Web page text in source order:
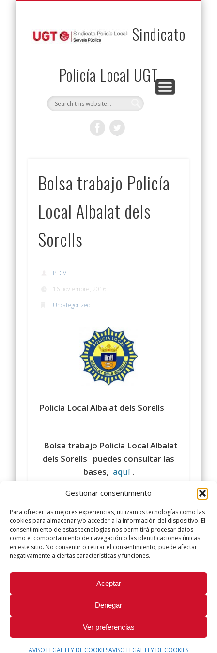
Gestionar consentimiento
Para ofrecer las mejores experiencias, utilizamos tecnologías como las
cookies para almacenar y/o acceder a la información del dispositivo. El
consentimiento de estas tecnologías nos permitirá procesar datos
como el comportamiento de navegación o las identificaciones únicas
en este sitio. No consentir o retirar el consentimiento, puede afectar
negativamente a ciertas características y funciones.
Aceptar
Denegar
Ver preferencias
AVISO LEGAL LEY DE COOKIESAVISO LEGAL LEY DE COOKIES
Sindicato
Policía Local UGT
Bolsa trabajo Policía
Local Albalat dels
Sorells
PLCV
16 noviembre, 2016
Uncategorized
Policía Local Albalat dels Sorells
Bolsa trabajo Policía Local Albalat
dels Sorells puedes consultar las
bases, aquí.
Comparte y siguenos en
www.facebook.com/policialocalugt
Twitter @ugtpolicialocal
www.policialocalugt.es
Did you like this article? Share it with your friends!